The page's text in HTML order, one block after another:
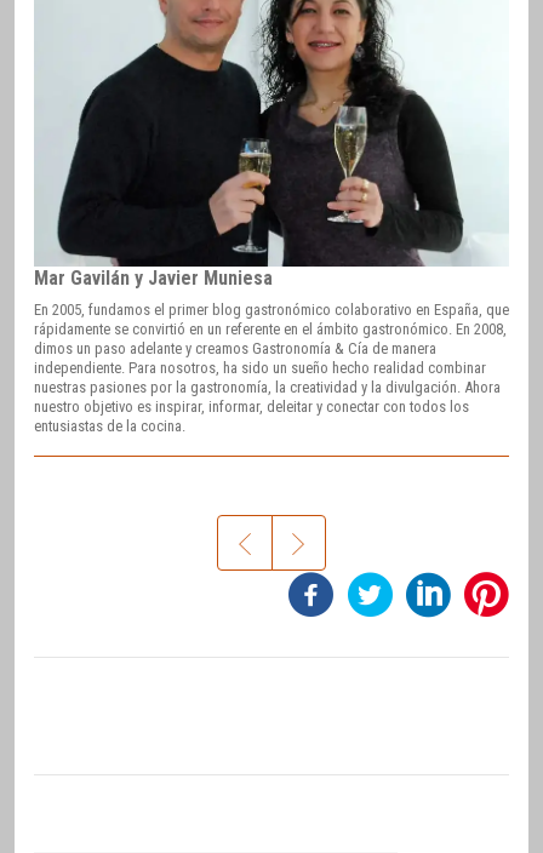
Mar Gavilán y Javier Muniesa
En 2005, fundamos el primer blog gastronómico colaborativo en España, que
rápidamente se convirtió en un referente en el ámbito gastronómico. En 2008,
dimos un paso adelante y creamos Gastronomía & Cía de manera
independiente. Para nosotros, ha sido un sueño hecho realidad combinar
nuestras pasiones por la gastronomía, la creatividad y la divulgación. Ahora
nuestro objetivo es inspirar, informar, deleitar y conectar con todos los
entusiastas de la cocina.